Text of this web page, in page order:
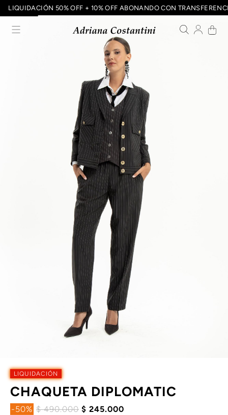
LIQUIDACIÓN 50% OFF + 10% OFF ABONANDO CON
LIQUIDACIÓN
CHAQUETA DIPLOMATIC
-50% $ 490.000 $ 245.000